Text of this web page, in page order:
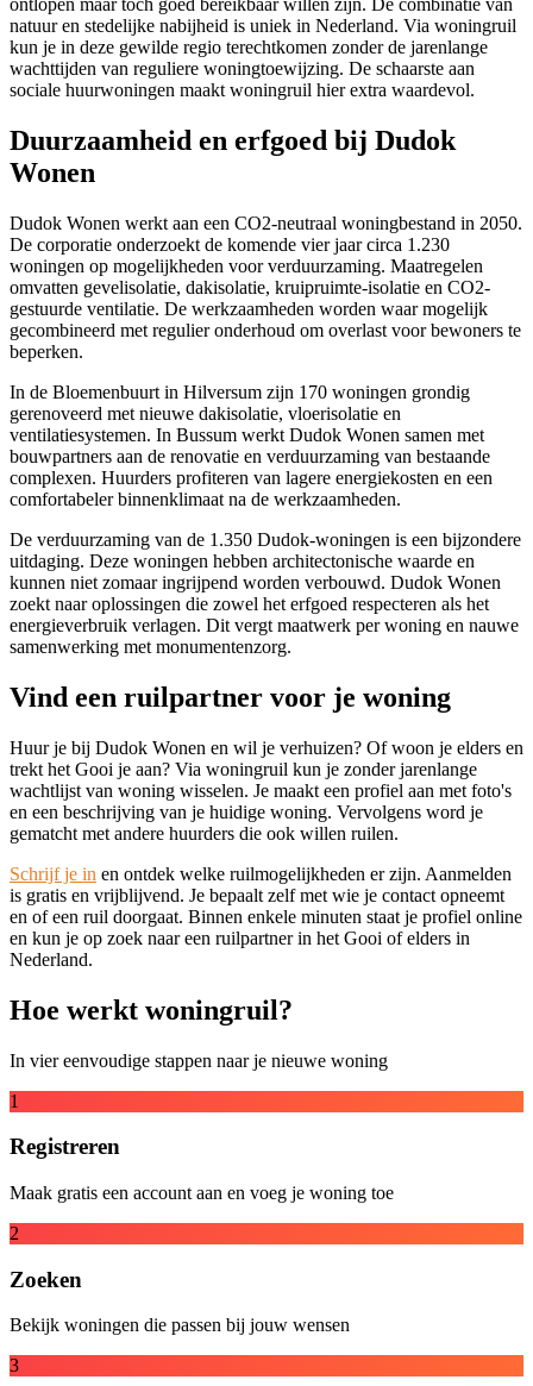
ontlopen maar toch goed bereikbaar willen zijn. De combinatie van
natuur en stedelijke nabijheid is uniek in Nederland. Via woningruil
kun je in deze gewilde regio terechtkomen zonder de jarenlange
wachttijden van reguliere woningtoewijzing. De schaarste aan
sociale huurwoningen maakt woningruil hier extra waardevol.
Duurzaamheid en erfgoed bij Dudok
Wonen
Dudok Wonen werkt aan een CO2-neutraal woningbestand in 2050.
De corporatie onderzoekt de komende vier jaar circa 1.230
woningen op mogelijkheden voor verduurzaming. Maatregelen
omvatten gevelisolatie, dakisolatie, kruipruimte-isolatie en CO2-
gestuurde ventilatie. De werkzaamheden worden waar mogelijk
gecombineerd met regulier onderhoud om overlast voor bewoners te
beperken.
In de Bloemenbuurt in Hilversum zijn 170 woningen grondig
gerenoveerd met nieuwe dakisolatie, vloerisolatie en
ventilatiesystemen. In Bussum werkt Dudok Wonen samen met
bouwpartners aan de renovatie en verduurzaming van bestaande
complexen. Huurders profiteren van lagere energiekosten en een
comfortabeler binnenklimaat na de werkzaamheden.
De verduurzaming van de 1.350 Dudok-woningen is een bijzondere
uitdaging. Deze woningen hebben architectonische waarde en
kunnen niet zomaar ingrijpend worden verbouwd. Dudok Wonen
zoekt naar oplossingen die zowel het erfgoed respecteren als het
energieverbruik verlagen. Dit vergt maatwerk per woning en nauwe
samenwerking met monumentenzorg.
Vind een ruilpartner voor je woning
Huur je bij Dudok Wonen en wil je verhuizen? Of woon je elders en
trekt het Gooi je aan? Via woningruil kun je zonder jarenlange
wachtlijst van woning wisselen. Je maakt een profiel aan met foto's
en een beschrijving van je huidige woning. Vervolgens word je
gematcht met andere huurders die ook willen ruilen.
Schrijf je in en ontdek welke ruilmogelijkheden er zijn. Aanmelden
is gratis en vrijblijvend. Je bepaalt zelf met wie je contact opneemt
en of een ruil doorgaat. Binnen enkele minuten staat je profiel online
en kun je op zoek naar een ruilpartner in het Gooi of elders in
Nederland.
Hoe werkt woningruil?
In vier eenvoudige stappen naar je nieuwe woning
1
Registreren
Maak gratis een account aan en voeg je woning toe
2
Zoeken
Bekijk woningen die passen bij jouw wensen
3